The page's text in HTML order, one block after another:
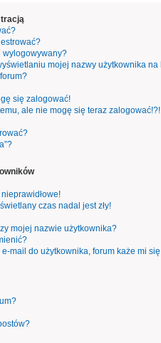
wylogowywany?
mojej nazwy użytkownika na
się zalogować!
ale nie mogę się teraz zalogować!?!
czas nadal jest zły!
mojej nazwie użytkownika?
mail do użytkownika, forum każe mi się